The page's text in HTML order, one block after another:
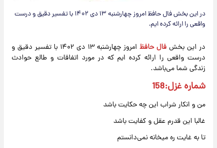
در این بخش فال حافظ امروز چهارشنبه ۱۳ دی ۱۴۰۲ با تفسیر دقیق و درست
واقعی را ارائه کرده ایم.
در این بخشفال حافظ
امروز چهارشنبه ۱۳ دی ۱۴۰۲ با تفسیر دقیق و
درست واقعی را ارائه کرده ایم که در مورد اتفاقات و طالع حوادث
زندگی شما می‌باشد.
شماره غزل:158
من و انکار شراب این چه حکایت باشد
غالبا این قدرم عقل و کفایت باشد
تا به غایت ره میخانه نمی‌دانستم